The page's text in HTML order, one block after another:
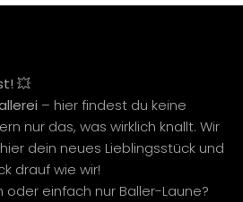
💥
– hier findest du keine
nur das, was wirklich knallt. Wir
dein neues Lieblingsstück und
drauf wie wir!
oder einfach nur Baller-Laune?